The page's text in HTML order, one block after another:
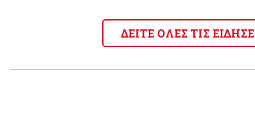
ΔΕΙΤΕ ΟΛΕΣ ΤΙΣ